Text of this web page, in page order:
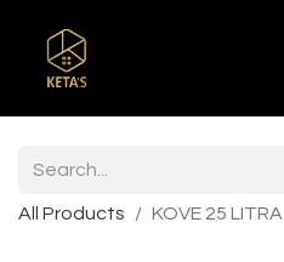
All Products KOVE 25 LITRA